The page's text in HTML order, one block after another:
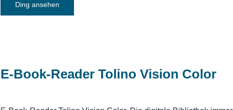
Ding ansehen
E-Book-Reader Tolino Vision Color